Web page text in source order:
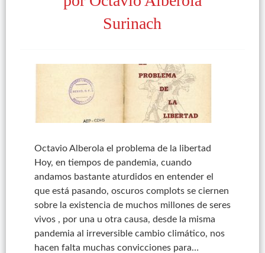
Surinach
Octavio Alberola el problema de la libertad
Hoy, en tiempos de pandemia, cuando
andamos bastante aturdidos en entender el
que está pasando, oscuros complots se ciernen
sobre la existencia de muchos millones de seres
vivos , por una u otra causa, desde la misma
pandemia al irreversible cambio climático, nos
hacen falta muchas convicciones para…